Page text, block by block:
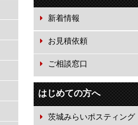
新着情報
お見積依頼
ご相談窓口
はじめての方へ
茨城みらいポスティング